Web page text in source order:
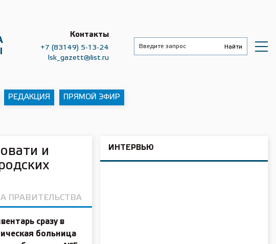
Контакты
+7 (83149) 5-13-24
lsk_gazett@list.ru
РЕДАКЦИЯ ПРЯМОЙ ЭФИР
и
ПРАВИТЕЛЬСТВА
сразу в
больница
ИНТЕРВЬЮ